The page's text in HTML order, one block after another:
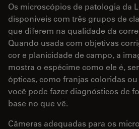
Os microscópios de patologia da
disponíveis com três grupos de
que diferem na qualidade da
Quando usada com objetivas
cor e planicidade de campo, a
mostra o espécime como ele é,
ópticas, como franjas coloridas
você pode fazer diagnósticos de
base no que vê.
Câmeras adequadas para os